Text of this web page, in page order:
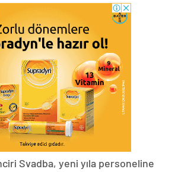
Svadba, yeni yıla personeline